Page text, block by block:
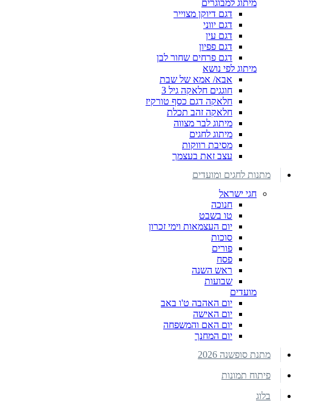
מיתוג למבוגרים
דגם דיוקן מצוייר
דגם יווני
דגם עין
דגם פפיון
דגם פרחים שחור לבן
מיתוג לפי נושא
אבא/ אמא של שבת
חוגגים חלאקה גיל 3
חלאקה דגם כסף טורקיז
חלאקה זהב תכלת
מיתוג לבר מצווה
מיתוג לחגים
מסיבת רווקות
עצב זאת בעצמך
מתנות לחגים ומועדים
חגי ישראל
חנוכה
טו בשבט
יום העצמאות וימי זכרון
סוכות
פורים
פסח
ראש השנה
שבועות
מועדים
יום האהבה ט'ו באב
יום האישה
יום האם והמשפחה
יום המחנך
מתנת סופשנה 2026
פיתוח תמונות
בלוג